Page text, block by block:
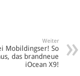
Weiter
Mobildingser! So
das brandneue
iOcean X9!